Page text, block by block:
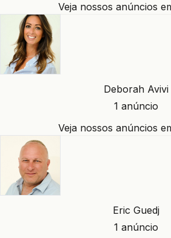
Veja nossos anúncios
Deborah Avivi
1 anúncio
Veja nossos anúncios
Eric Guedj
1 anúncio